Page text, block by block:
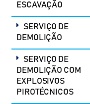
ESCAVAÇÃO
SERVIÇO DE
DEMOLIÇÃO
SERVIÇO DE
DEMOLIÇÃO COM
EXPLOSIVOS
PIROTÉCNICOS